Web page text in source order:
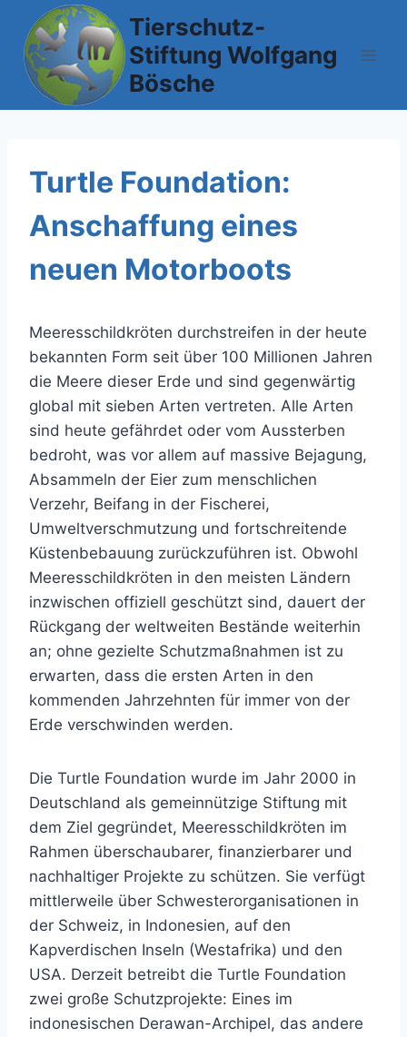
Inhalt
springen
Tierschutz-
Stiftung Wolfgang
Bösche
Turtle Foundation:
Anschaffung eines
neuen Motorboots
Meeresschildkröten durchstreifen in der heute
bekannten Form seit über 100 Millionen Jahren
die Meere dieser Erde und sind gegenwärtig
global mit sieben Arten vertreten. Alle Arten
sind heute gefährdet oder vom Aussterben
bedroht, was vor allem auf massive Bejagung,
Absammeln der Eier zum menschlichen
Verzehr, Beifang in der Fischerei,
Umweltverschmutzung und fortschreitende
Küstenbebauung zurückzuführen ist. Obwohl
Meeresschildkröten in den meisten Ländern
inzwischen offiziell geschützt sind, dauert der
Rückgang der weltweiten Bestände weiterhin
an; ohne gezielte Schutzmaßnahmen ist zu
erwarten, dass die ersten Arten in den
kommenden Jahrzehnten für immer von der
Erde verschwinden werden.
Die Turtle Foundation wurde im Jahr 2000 in
Deutschland als gemeinnützige Stiftung mit
dem Ziel gegründet, Meeresschildkröten im
Rahmen überschaubarer, finanzierbarer und
nachhaltiger Projekte zu schützen. Sie verfügt
mittlerweile über Schwesterorganisationen in
der Schweiz, in Indonesien, auf den
Kapverdischen Inseln (Westafrika) und den
USA. Derzeit betreibt die Turtle Foundation
zwei große Schutzprojekte: Eines im
indonesischen Derawan-Archipel, das andere